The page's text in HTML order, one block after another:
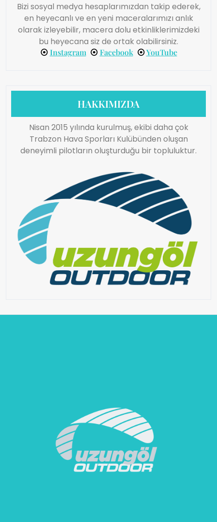
Bizi sosyal medya hesaplarımızdan takip ederek,
en heyecanlı ve en yeni maceralarımızı anlık
olarak izleyebilir, macera dolu etkinliklerimizdeki
bu heyecana siz de ortak olabilirsiniz.
⦿Instagram ⦿Facebook⦿YouTube
HAKKIMIZDA
Nisan 2015 yılında kurulmuş, ekibi daha çok
Trabzon Hava Sporları Kulübünden oluşan
deneyimli pilotların oluşturduğu bir topluluktur.